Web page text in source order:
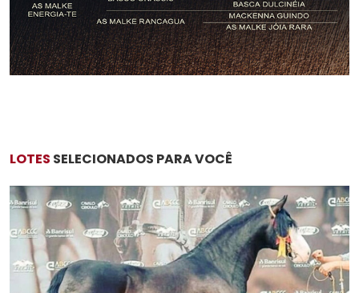
LOTES SELECIONADOS PARA VOCÊ